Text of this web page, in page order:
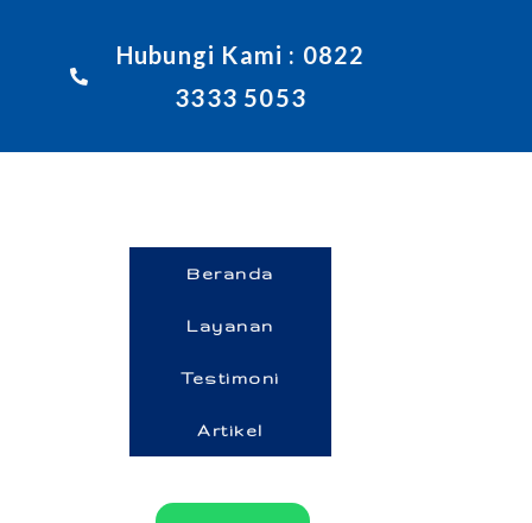
Hubungi Kami : 0822
3333 5053
Beranda
Layanan
Testimoni
Artikel